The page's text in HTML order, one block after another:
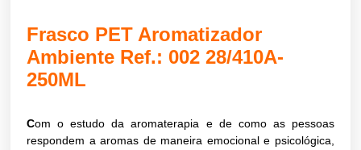
Frasco PET Aromatizador
Ambiente Ref.: 002 28/410A-
250ML
Com o estudo da aromaterapia e de como as pessoas
respondem a aromas de maneira emocional e psicológica,